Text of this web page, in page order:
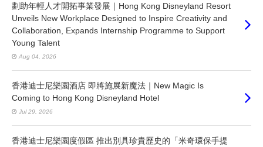
劃助年輕人才開拓事業發展｜Hong Kong Disneyland Resort
Unveils New Workplace Designed to Inspire Creativity and
Collaboration, Expands Internship Programme to Support
Young Talent
Aug 04, 2026
香港迪士尼樂園酒店 即將施展新魔法｜New Magic Is
Coming to Hong Kong Disneyland Hotel
Jul 29, 2026
香港迪士尼樂園度假區 推出別具珍貴歷史的「米奇環保手提